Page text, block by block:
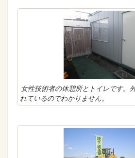
女性技術者の休憩所とトイレです。
れているのでわかりません。